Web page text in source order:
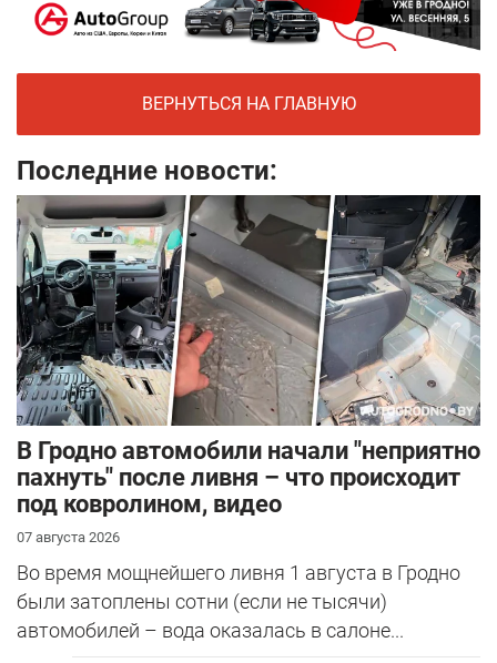
ВЕРНУТЬСЯ НА ГЛАВНУЮ
Последние новости:
В Гродно автомобили начали "неприятно
пахнуть" после ливня – что происходит
под ковролином, видео
07 августа 2026
Во время мощнейшего ливня 1 августа в Гродно
были затоплены сотни (если не тысячи)
автомобилей – вода оказалась в салоне...